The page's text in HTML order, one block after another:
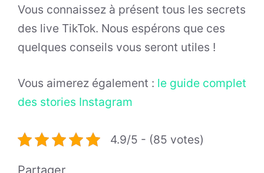
Vous connaissez à présent tous les secrets
des live TikTok. Nous espérons que ces
quelques conseils vous seront utiles !
Vous aimerez également : le guide complet
des stories Instagram
4.9/5 - (85 votes)